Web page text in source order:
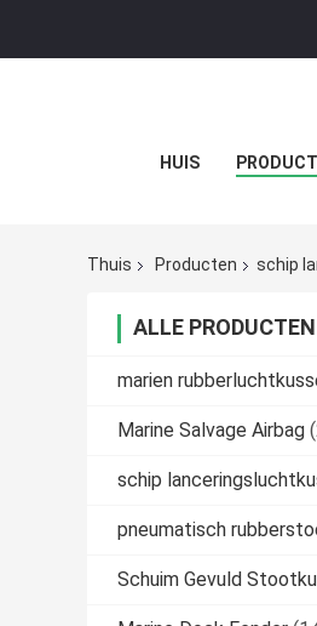
HUIS
Thuis Producten schip
ALLE PRODUCTEN
marien
Marine Salvage Airbag
schip
pneumatisch
Schuim Gevuld